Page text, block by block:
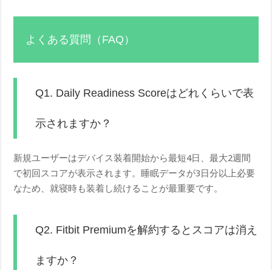
よくある質問（FAQ）
Q1. Daily Readiness Scoreはどれくらいで表
示されますか？
新規ユーザーはデバイス装着開始から最短4日、最大2週間
で初回スコアが表示されます。睡眠データが3日分以上必要
なため、就寝時も装着し続けることが最重要です。
Q2. Fitbit Premiumを解約するとスコアは消え
ますか？